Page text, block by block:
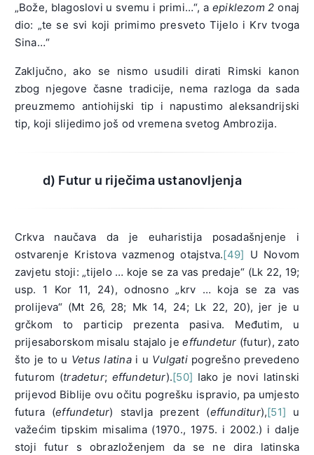
„Bože, blagoslovi u svemu i primi…“, a epiklezom 2 onaj
dio: „te se svi koji primimo presveto Tijelo i Krv tvoga
Sina…“
Zaključno, ako se nismo usudili dirati Rimski kanon
zbog njegove časne tradicije, nema razloga da sada
preuzmemo antiohijski tip i napustimo aleksandrijski
tip, koji slijedimo još od vremena svetog Ambrozija.
d) Futur u riječima ustanovljenja
Crkva naučava da je euharistija posadašnjenje i
ostvarenje Kristova vazmenog otajstva.[49] U Novom
zavjetu stoji: „tijelo … koje se za vas predaje“ (Lk 22, 19;
usp. 1 Kor 11, 24), odnosno „krv … koja se za vas
prolijeva“ (Mt 26, 28; Mk 14, 24; Lk 22, 20), jer je u
grčkom to particip prezenta pasiva. Međutim, u
prijesaborskom misalu stajalo jeeffundetur (futur), zato
što je to u Vetus latinai u Vulgati pogrešno prevedeno
futurom (tradetur; effundetur).[50] Iako je novi latinski
prijevod Biblije ovu očitu pogrešku ispravio, pa umjesto
futura (effundetur) stavlja prezent (effunditur),[51] u
važećim tipskim misalima (1970., 1975. i 2002.) i dalje
stoji futur s obrazloženjem da se ne dira latinska